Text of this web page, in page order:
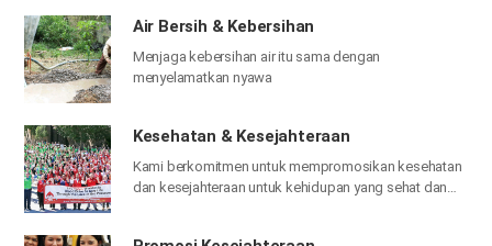
Air Bersih & Kebersihan
Menjaga kebersihan air itu sama dengan
menyelamatkan nyawa
Kesehatan & Kesejahteraan
Kami berkomitmen untuk mempromosikan kesehatan
dan kesejahteraan untuk kehidupan yang sehat dan